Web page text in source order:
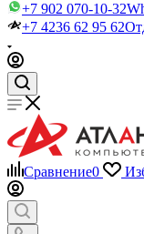
+7 902 070-10-32
+7 4236 62 95 62
Сравнение0